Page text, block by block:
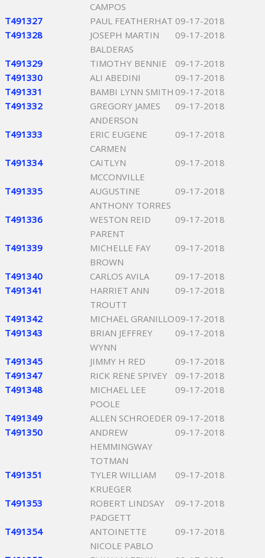
CAMPOS
T491327 PAUL FEATHERHAT 09-17-2018
T491328
JOSEPH MARTIN
BALDERAS
09-17-2018
T491329 TIMOTHY BENNIE
09-17-2018
T491330
ALI ABEDINI
09-17-2018
T491331
BAMBI LYNN SMITH 09-17-2018
T491332
GREGORY JAMES
ANDERSON
09-17-2018
T491333
ERIC EUGENE
CARMEN
09-17-2018
T491334
CAITLYN
MCCONVILLE
09-17-2018
T491335
AUGUSTINE
ANTHONY TORRES
09-17-2018
T491336
WESTON REID
PARENT
09-17-2018
T491339
MICHELLE FAY
BROWN
09-17-2018
T491340 CARLOS AVILA
09-17-2018
T491341
HARRIET ANN
TROUTT
09-17-2018
T491342 MICHAEL GRANILLO09-17-2018
T491343
BRIAN JEFFREY
WYNN
09-17-2018
T491345 JIMMY H RED
09-17-2018
T491347
RICK RENE SPIVEY
09-17-2018
T491348
MICHAEL LEE
POOLE
09-17-2018
T491349 ALLEN SCHROEDER 09-17-2018
T491350
ANDREW
HEMMINGWAY
TOTMAN
09-17-2018
T491351
TYLER WILLIAM
KRUEGER
09-17-2018
T491353
ROBERT LINDSAY
PADGETT
09-17-2018
T491354
ANTOINETTE
NICOLE PABLO
09-17-2018